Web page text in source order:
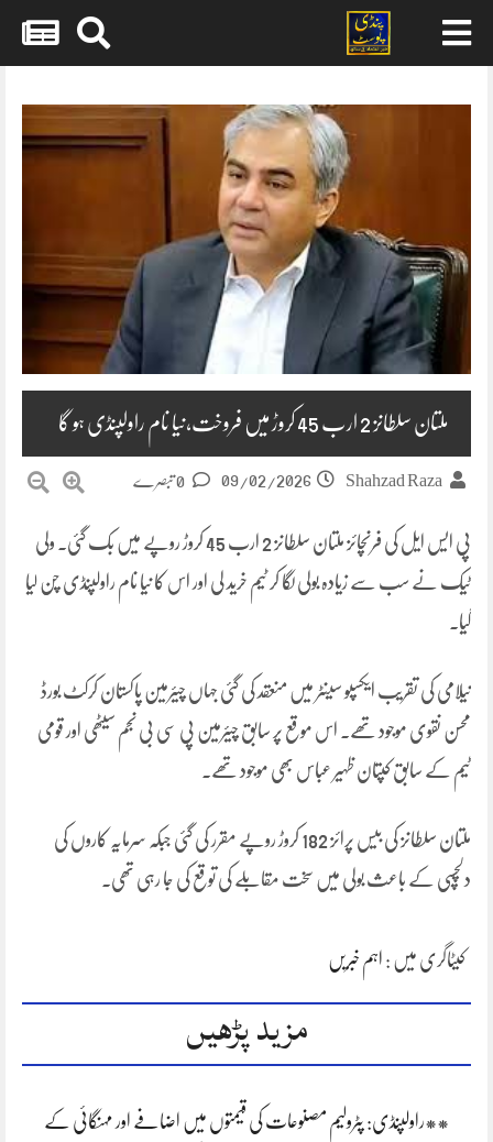
content
ملتان سلطانز 2 ارب 45 کروڑ میں فروخت،نیا نام راولپنڈی ہو گا
Shahzad Raza
09/02/2026
پی ایس ایل کی فرنچائز ملتان سلطانز 2 ارب 45 کروڑ روپے میں بک گئی۔ ولی
ٹیک نے سب سے زیادہ بولی لگا کر ٹیم خرید لی اور اس کا نیا نام راولپنڈی چن لیا
گیا۔
نیلامی کی تقریب ایکسپو سینٹر میں منعقد کی گئی جہاں چیئرمین پاکستان کرکٹ بورڈ
محسن نقوی موجود تھے۔ اس موقع پر سابق چیئرمین پی سی بی نجم سیٹھی اور قومی
ٹیم کے سابق کپتان ظہیر عباس بھی موجود تھے۔
ملتان سلطانز کی بیس پرائز 182 کروڑ روپے مقرر کی گئی جبکہ سرمایہ کاروں کی
دلچسپی کے باعث بولی میں سخت مقابلے کی توقع کی جا رہی تھی۔
کیٹاگری میں : اہم خبریں
مزید پڑھیں
**راولپنڈی: پٹرولیم مصنوعات کی قیمتوں میں اضافے اور مہنگائی کے